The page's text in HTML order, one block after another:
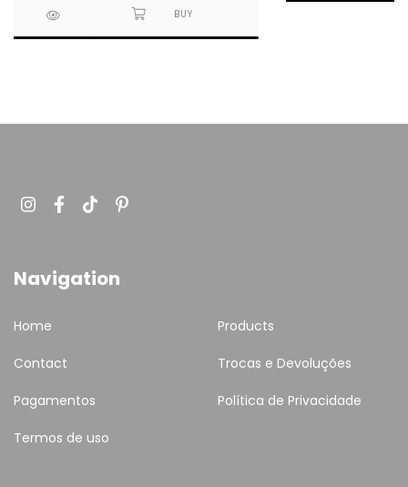
Navigation
Home Products
Contact Trocas e Devoluções
Pagamentos Política de Privacidade
Termos de uso